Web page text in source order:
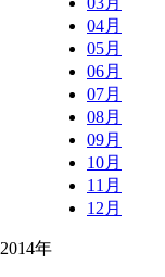
04月
05月
06月
07月
08月
09月
10月
11月
12月
2014年